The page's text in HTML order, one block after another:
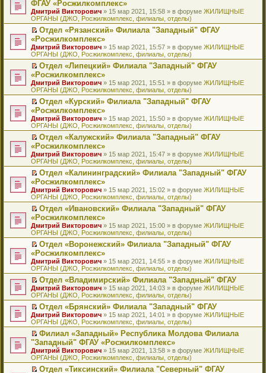
и
ю
о
б
щ
е
н
ю
о
м
у
с
о
б
щ
е
н
ю
и
т
а
н
н
м
у
с
о
б
щ
е
н
ю
е
п
р
о
ч
т
а
н
н
м
у
с
о
б
щ
е
н
ю
в
о
м
у
н
п
р
о
ч
т
а
н
н
м
у
с
о
б
щ
е
н
ю
и
к
п
е
р
о
м
у
н
п
р
о
ч
т
а
н
н
м
у
с
о
б
щ
е
н
ю
е
р
е
й
т
к
п
е
р
о
м
у
н
п
р
о
ч
т
а
н
н
м
у
с
о
б
щ
е
н
ю
ФГАУ «Росжилкомплекс»
Дмитрий Викторович » 15 мар 2021, 15:58 » в форуме ЖИЛИЩНЫЕ
ОРГАНЫ (ДЖО, Росжилкомплекс, филиалы, отделы)
П
р
е
й
т
к
п
е
р
о
м
у
н
п
р
о
ч
т
а
н
н
м
у
с
о
б
щ
е
н
и
ю
Отдел «Рязанский» Филиала "Западный" ФГАУ
«Росжилкомплекс»
Дмитрий Викторович » 15 мар 2021, 15:57 » в форуме ЖИЛИЩНЫЕ
ОРГАНЫ (ДЖО, Росжилкомплекс, филиалы, отделы)
П
р
е
й
т
к
п
е
р
о
м
у
н
п
р
о
ч
т
а
н
н
м
у
с
о
о
б
щ
е
н
и
ю
Отдел «Липецкий» Филиала "Западный" ФГАУ
«Росжилкомплекс»
Дмитрий Викторович » 15 мар 2021, 15:51 » в форуме ЖИЛИЩНЫЕ
ОРГАНЫ (ДЖО, Росжилкомплекс, филиалы, отделы)
П
р
е
й
т
к
п
е
р
о
м
у
н
п
р
о
ч
т
а
н
н
о
м
у
с
о
о
б
щ
е
н
и
ю
Отдел «Курский» Филиала "Западный" ФГАУ
«Росжилкомплекс»
Дмитрий Викторович » 15 мар 2021, 15:50 » в форуме ЖИЛИЩНЫЕ
ОРГАНЫ (ДЖО, Росжилкомплекс, филиалы, отделы)
П
р
е
й
т
к
п
е
р
о
м
у
н
п
р
о
ч
и
т
а
н
н
о
м
у
с
о
о
б
Отдел «Калужский» Филиала "Западный" ФГАУ
«Росжилкомплекс»
Дмитрий Викторович » 15 мар 2021, 15:47 » в форуме ЖИЛИЩНЫЕ
ОРГАНЫ (ДЖО, Росжилкомплекс, филиалы, отделы)
П
р
е
й
т
к
п
е
р
о
м
у
н
е
п
р
о
ч
и
т
а
н
н
о
м
Отдел «Калининградский» Филиала "Западный" ФГАУ
«Росжилкомплекс»
Дмитрий Викторович » 15 мар 2021, 15:02 » в форуме ЖИЛИЩНЫЕ
ОРГАНЫ (ДЖО, Росжилкомплекс, филиалы, отделы)
П
р
е
й
т
к
п
е
р
в
о
м
у
н
е
п
р
о
ч
и
т
Отдел «Ивановский» Филиала "Западный" ФГАУ
«Росжилкомплекс»
Дмитрий Викторович » 15 мар 2021, 15:00 » в форуме ЖИЛИЩНЫЕ
ОРГАНЫ (ДЖО, Росжилкомплекс, филиалы, отделы)
П
р
е
й
т
и
к
п
е
р
в
о
м
у
н
е
п
Отдел «Воронежский» Филиала "Западный" ФГАУ
«Росжилкомплекс»
Дмитрий Викторович » 15 мар 2021, 14:55 » в форуме ЖИЛИЩНЫЕ
ОРГАНЫ (ДЖО, Росжилкомплекс, филиалы, отделы)
П
е
р
е
й
т
и
к
п
е
р
в
о
Отдел «Владимирский» Филиала "Западный" ФГАУ
Дмитрий Викторович » 15 мар 2021, 14:03 » в форуме ЖИЛИЩНЫЕ
ОРГАНЫ (ДЖО, Росжилкомплекс, филиалы, отделы)
П
е
р
е
й
т
и
к
п
Отдел «Брянский» Филиала "Западный" ФГАУ
Дмитрий Викторович » 15 мар 2021, 14:01 » в форуме ЖИЛИЩНЫЕ
ОРГАНЫ (ДЖО, Росжилкомплекс, филиалы, отделы)
П
е
р
е
й
Филиал «Западный» Республика Молдова Филиала
"Западный" ФГАУ «Росжилкомплекс»
Дмитрий Викторович » 15 мар 2021, 13:58 » в форуме ЖИЛИЩНЫЕ
ОРГАНЫ (ДЖО, Росжилкомплекс, филиалы, отделы)
Отдел «Тиксинский» Филиала "Северный" ФГАУ